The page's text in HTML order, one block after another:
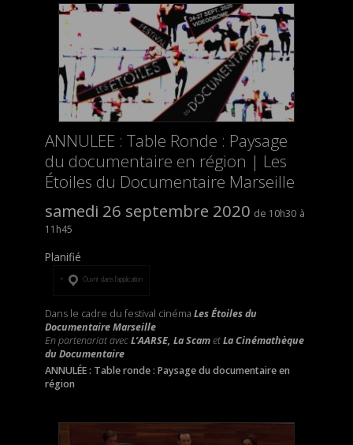
ANNULEE : Table Ronde : Paysage
du documentaire en région | Les
Étoiles du Documentaire Marseille
samedi 26 septembre 2020
10h30
11h45
Planifié
Ouvrir dans l’application
Dans le cadre du festival cinéma Les Étoiles du
Documentaire Marseille
En partenariat avecL’AARSE, La ScametLa Cinémathèque
du Documentaire
ANNULÉE : Table ronde : Paysage du documentaire en
région